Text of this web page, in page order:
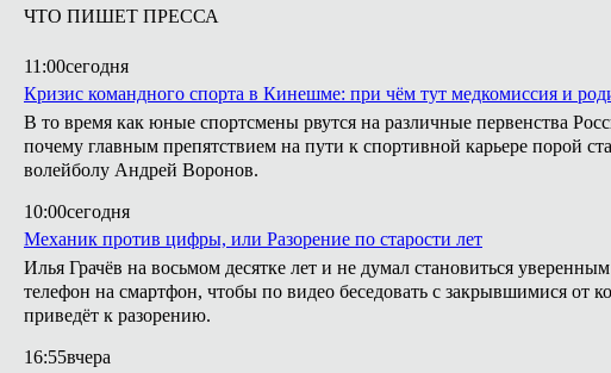
ЧТО ПИШЕТ ПРЕССА
11:00сегодня
Кризис командного спорта в Кинешме: при чём тут медкомиссия и
В то время как юные спортсмены рвутся на различные первенства
почему главным препятствием на пути к спортивной карьере порой
волейболу Андрей Воронов.
10:00сегодня
Механик против цифры, или Разорение по старости лет
Илья Грачёв на восьмом десятке лет и не думал становиться
телефон на смартфон, чтобы по видео беседовать с закрывшимися от
приведёт к разорению.
16:55вчера